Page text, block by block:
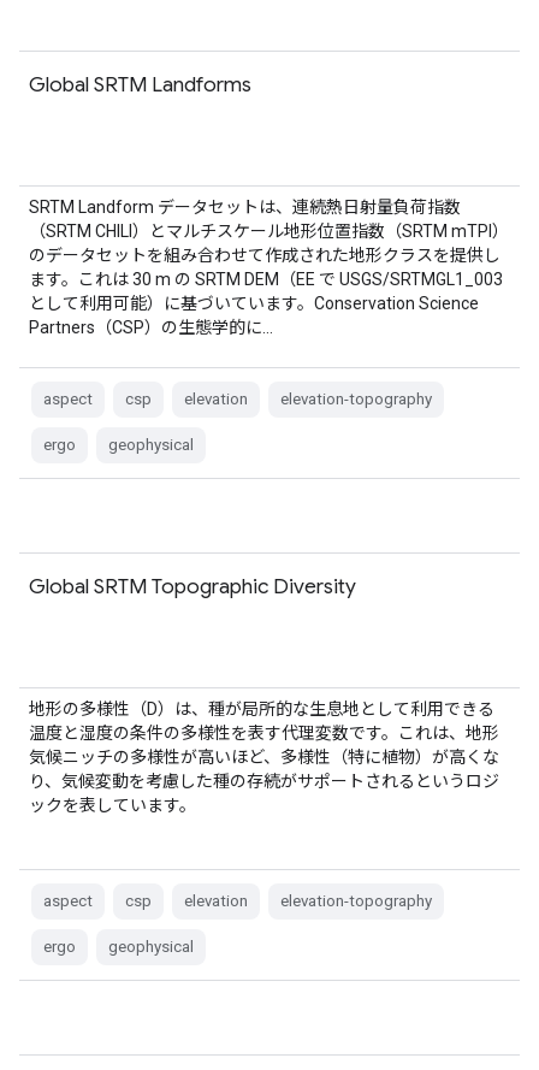
Global SRTM Landforms
SRTM Landform データセットは、連続熱日射量負荷指数
（SRTM CHILI）とマルチスケール地形位置指数（SRTM mTPI）
のデータセットを組み合わせて作成された地形クラスを提供し
ます。これは 30 m の SRTM DEM（EE で USGS/SRTMGL1_003
として利用可能）に基づいています。Conservation Science
Partners（CSP）の生態学的に…
aspect csp elevation elevation-topography
ergo geophysical
Global SRTM Topographic Diversity
地形の多様性（D）は、種が局所的な生息地として利用できる
温度と湿度の条件の多様性を表す代理変数です。これは、地形
気候ニッチの多様性が高いほど、多様性（特に植物）が高くな
り、気候変動を考慮した種の存続がサポートされるというロジ
ックを表しています。
aspect csp elevation elevation-topography
ergo geophysical